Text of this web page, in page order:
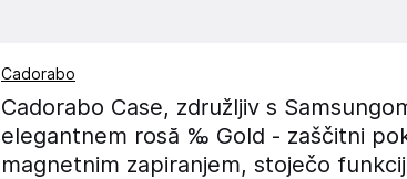
Cadorabo
Cadorabo Case, združljiv s
elegantnem rosă ‰ Gold - zaščitni
magnetnim zapiranjem, stoječo